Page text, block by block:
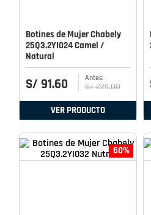
Botines de Mujer Chabely
25Q3.2YI024 Camel /
Natural
S/ 91.60 S/ 229.00
VER PRODUCTO
60%